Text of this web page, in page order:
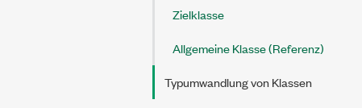
Zielklasse
Allgemeine Klasse (Referenz)
Typumwandlung von Klassen